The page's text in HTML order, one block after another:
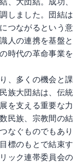
しました。団結は
つながるという意
人の連携を基盤と
時代の革命事業を
、多くの機会と課
族大団結は、伝統
を支える重要な力
民族、宗教間の結
なぐものでもあり
標のもとで結束す
ック連帯委員会の